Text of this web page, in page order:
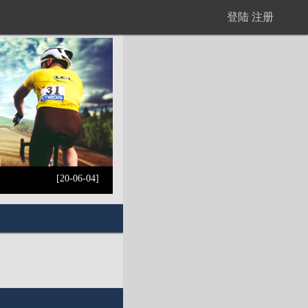
登陆 注册
[20-06-04]